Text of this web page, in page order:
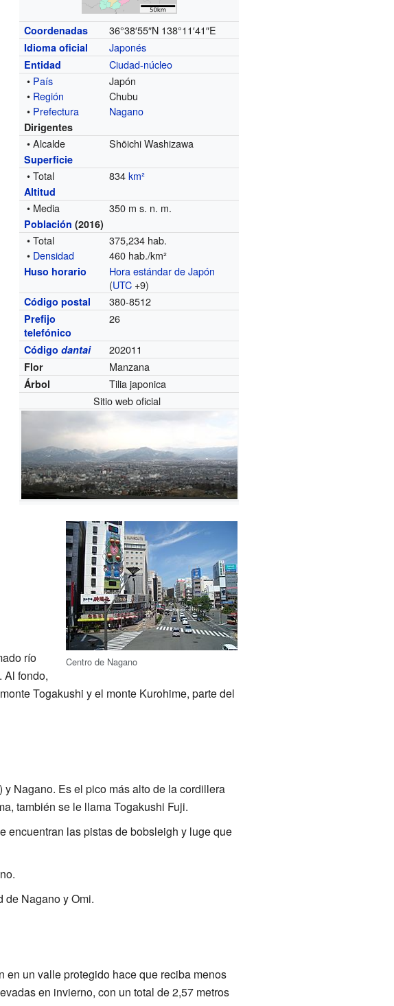
Coordenadas 36°38′55″N 138°11′41″E
Idioma oficial Japonés
Entidad
Ciudad-núcleo
• País
Japón
• Región
Chubu
• Prefectura Nagano
Dirigentes
• Alcalde Shōichi Washizawa
Superficie
• Total 834km²
Altitud
• Media 350 m s. n. m.
Población (2016)
• Total
375,234 hab.
• Densidad 460 hab./km²
Huso horario
Hora estándar de Japón
(UTC +9)
Código postal 380-8512
Prefijo
telefónico
26
Códigodantai 202011
Flor Manzana
Árbol
Tilia japonica
Sitio web oficial
Centro de Nagano
río
Al fondo,
Togakushi y el monte Kurohime, parte del
Nagano. Es el pico más alto de la cordillera
también se le llama Togakushi Fuji.
encuentran las pistas de bobsleigh y luge que
de Nagano y Omi.
un valle protegido hace que reciba menos
en invierno, con un total de 2,57 metros